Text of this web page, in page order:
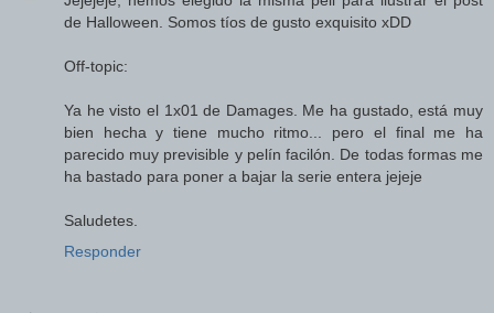
de Halloween. Somos tíos de gusto exquisito xDD
Off-topic:
Ya he visto el 1x01 de Damages. Me ha gustado, está muy
bien hecha y tiene mucho ritmo... pero el final me ha
parecido muy previsible y pelín facilón. De todas formas me
ha bastado para poner a bajar la serie entera jejeje
Saludetes.
Responder